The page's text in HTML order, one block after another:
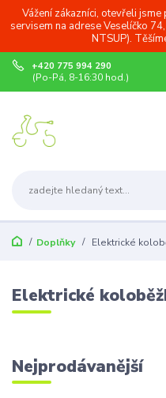
Vážení zákazníci, otevřeli
servisem na adrese Veselíčko
NTSUP).
+420 775 994 290
(Po-Pá, 8-16:30 hod.)
Doplňky Elektrické
Elektrické
Nejprodávanější